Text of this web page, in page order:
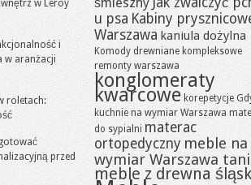
w Leroy
i
w aranżacji
roletach:
przed
u psa Kabiny
Warszawa kaniula dożylna
Komody drewniane kompleksowe
remonty warszawa
konglomeraty
kwarcowe korepetycje
kuchnie na wymiar Warszawa
do sypialni materac
ortopedyczny meble na
wymiar Warszawa
meble z drewna